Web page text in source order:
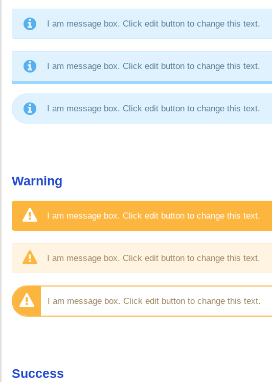
I am message box. Click edit button to change this text.
I am message box. Click edit button to change this text.
I am message box. Click edit button to change this text.
Warning
I am message box. Click edit button to change this text.
I am message box. Click edit button to change this text.
I am message box. Click edit button to change this text.
Success